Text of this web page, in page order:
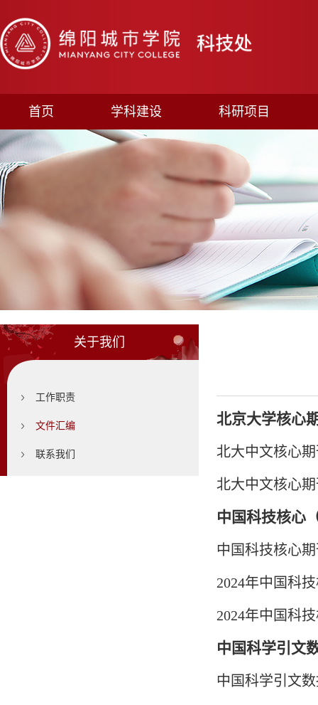
首页 学科建设 科研项目
关于我们
工作职责
文件汇编
联系我们
北京大学核心
北大中文核心
北大中文核心期
中国科技核心
中国科技核心
2024年中国科
2024年中国科
中国科学引文
中国科学引文